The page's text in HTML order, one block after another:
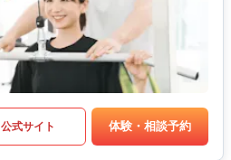
公式サイト 体験・相談予約